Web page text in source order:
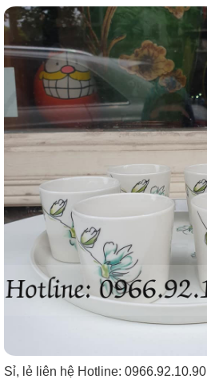
Sỉ, lẻ liên hệ Hotline: 0966.92.10.90